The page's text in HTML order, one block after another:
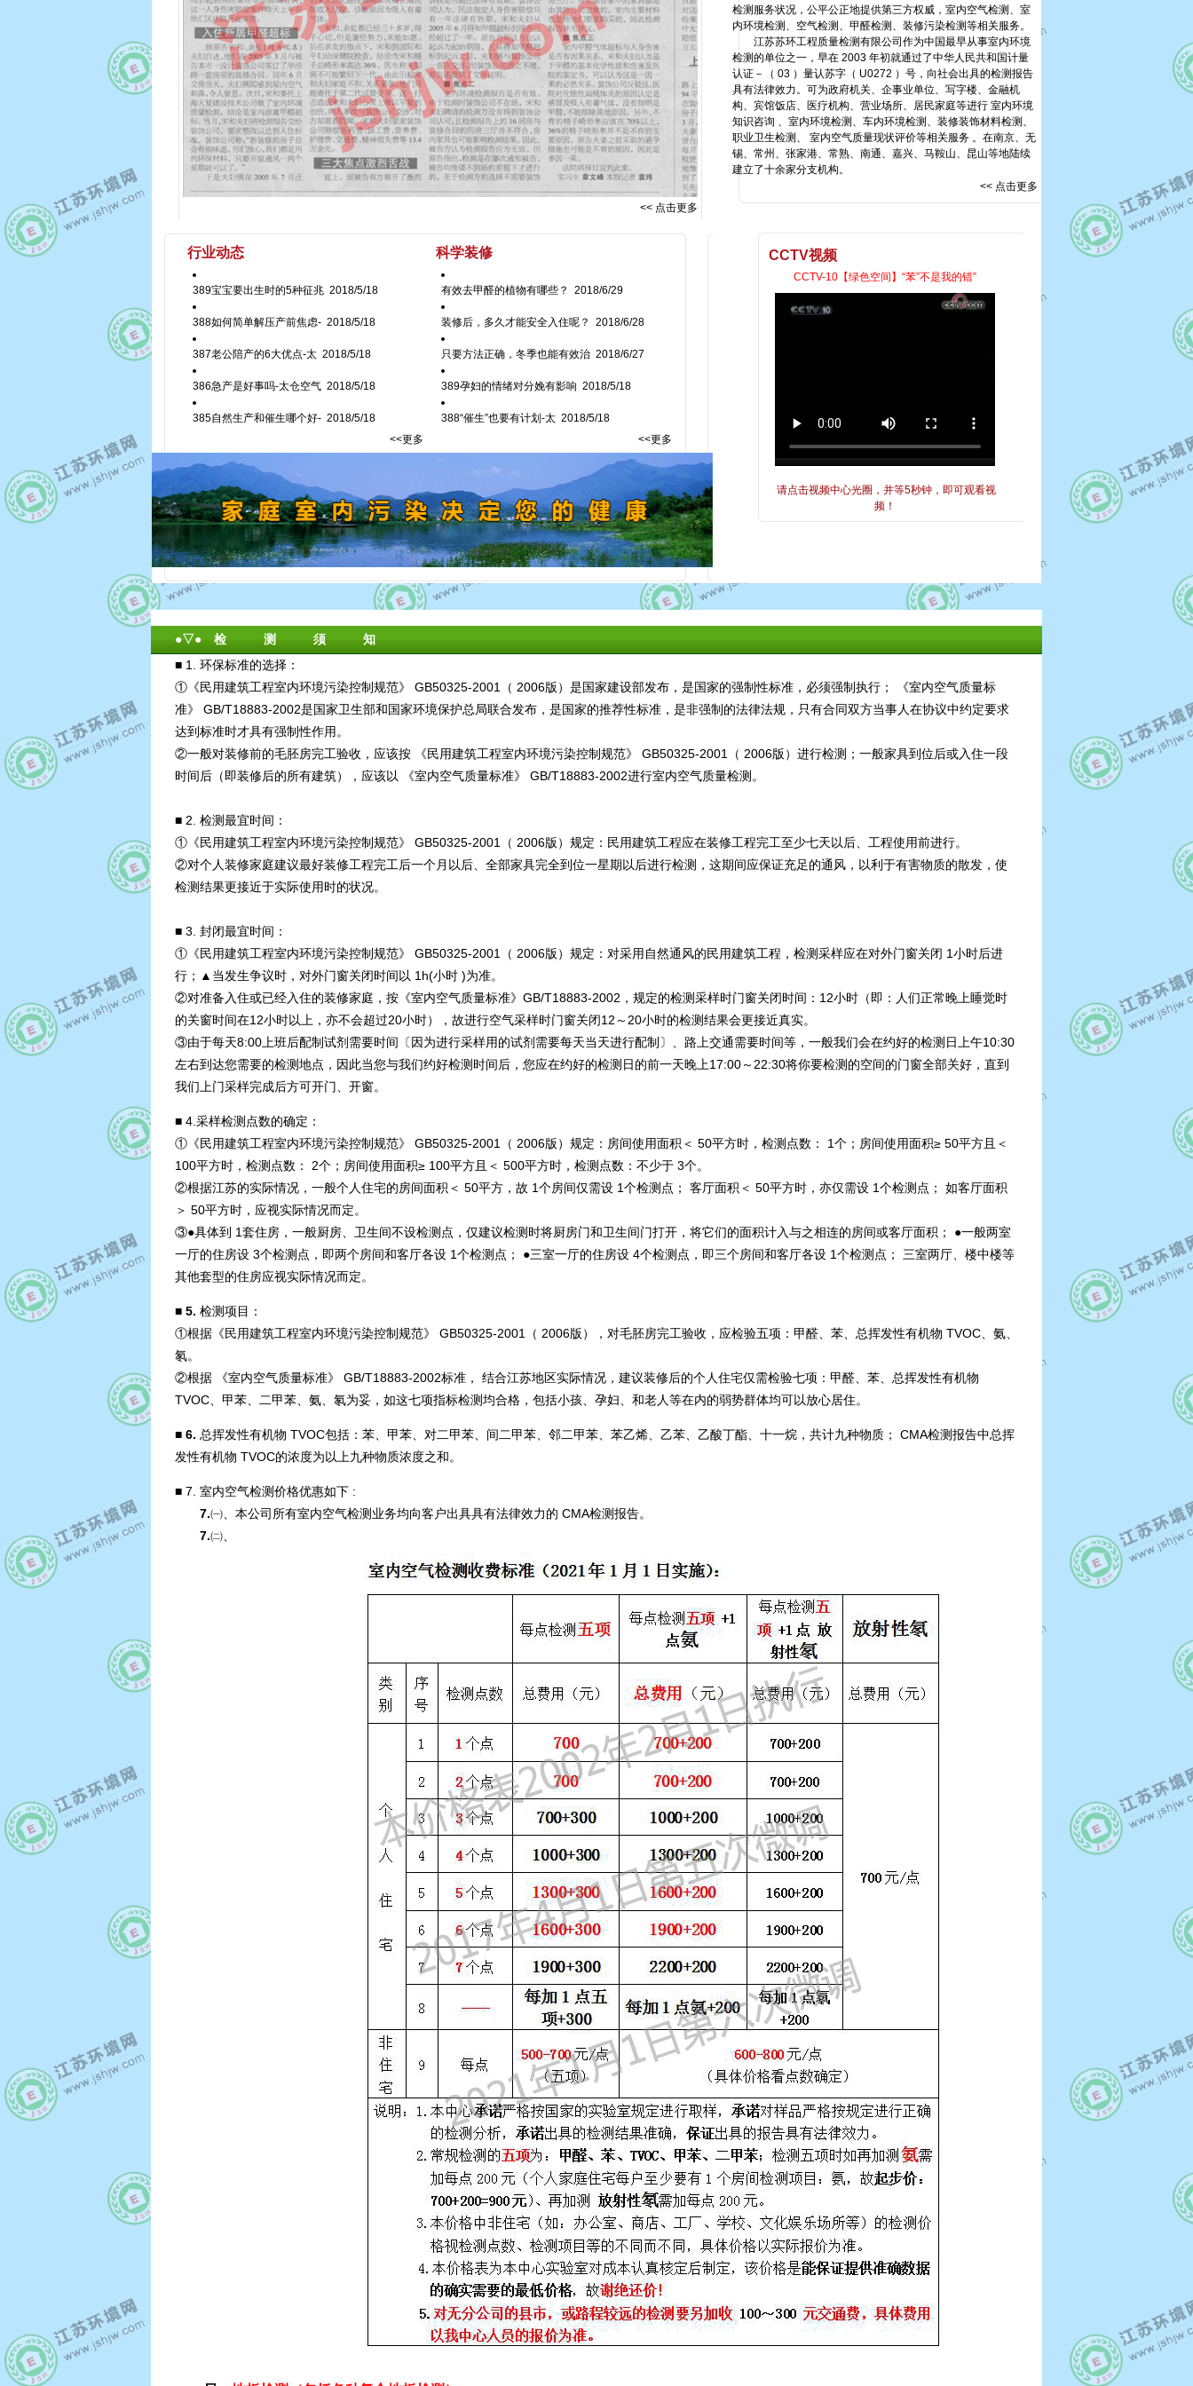
<< 点击更多
检测服务状况，公平公正地提供第三方权威，室内空气检测、室
内环境检测、空气检测、甲醛检测、装修污染检测等相关服务。
江苏苏环工程质量检测有限公司作为中国最早从事室内环境
检测的单位之一，早在 2003 年初就通过了中华人民共和国计量
认证－（ 03 ）量认苏字（ U0272 ）号，向社会出具的检测报告
具有法律效力。可为政府机关、企事业单位、写字楼、金融机
构、宾馆饭店、医疗机构、营业场所、居民家庭等进行 室内环境
知识咨询 、室内环境检测、车内环境检测、装修装饰材料检测、
职业卫生检测、 室内空气质量现状评价等相关服务 。在南京、无
锡、常州、张家港、常熟、南通、嘉兴、马鞍山、昆山等地陆续
建立了十余家分支机构。
<< 点击更多
行业动态
389宝宝要出生时的5种征兆 2018/5/18
388如何简单解压产前焦虑- 2018/5/18
387老公陪产的6大优点-太 2018/5/18
386急产是好事吗-太仓空气 2018/5/18
385自然生产和催生哪个好- 2018/5/18
<<更多
科学装修
有效去甲醛的植物有哪些？ 2018/6/29
装修后，多久才能安全入住呢？ 2018/6/28
只要方法正确，冬季也能有效治 2018/6/27
389孕妇的情绪对分娩有影响 2018/5/18
388“催生”也要有计划-太 2018/5/18
<<更多
CCTV视频
CCTV-10【绿色空间】“苯”不是我的错”
请点击视频中心光圈，并等5秒钟，即可观看视
频！
●▽● 检 测 须 知
■ 1. 环保标准的选择：
①《民用建筑工程室内环境污染控制规范》 GB50325-2001（ 2006版）是国家建设部发布，是国家的强制性标准，必须强制执行； 《室内空气质量标
准》 GB/T18883-2002是国家卫生部和国家环境保护总局联合发布，是国家的推荐性标准，是非强制的法律法规，只有合同双方当事人在协议中约定要求
达到标准时才具有强制性作用。
②一般对装修前的毛胚房完工验收，应该按 《民用建筑工程室内环境污染控制规范》 GB50325-2001（ 2006版）进行检测；一般家具到位后或入住一段
时间后（即装修后的所有建筑），应该以 《室内空气质量标准》 GB/T18883-2002进行室内空气质量检测。
■ 2. 检测最宜时间：
①《民用建筑工程室内环境污染控制规范》 GB50325-2001（ 2006版）规定：民用建筑工程应在装修工程完工至少七天以后、工程使用前进行。
②对个人装修家庭建议最好装修工程完工后一个月以后、全部家具完全到位一星期以后进行检测，这期间应保证充足的通风，以利于有害物质的散发，使
检测结果更接近于实际使用时的状况。
■ 3. 封闭最宜时间：
①《民用建筑工程室内环境污染控制规范》 GB50325-2001（ 2006版）规定：对采用自然通风的民用建筑工程，检测采样应在对外门窗关闭 1小时后进
行；▲当发生争议时，对外门窗关闭时间以 1h(小时 )为准。
②对准备入住或已经入住的装修家庭，按《室内空气质量标准》GB/T18883-2002，规定的检测采样时门窗关闭时间：12小时（即：人们正常晚上睡觉时
的关窗时间在12小时以上，亦不会超过20小时），故进行空气采样时门窗关闭12～20小时的检测结果会更接近真实。
③由于每天8:00上班后配制试剂需要时间〔因为进行采样用的试剂需要每天当天进行配制〕、路上交通需要时间等，一般我们会在约好的检测日上午10:30
左右到达您需要的检测地点，因此当您与我们约好检测时间后，您应在约好的检测日的前一天晚上17:00～22:30将你要检测的空间的门窗全部关好，直到
我们上门采样完成后方可开门、开窗。
■ 4.采样检测点数的确定：
①《民用建筑工程室内环境污染控制规范》 GB50325-2001（ 2006版）规定：房间使用面积＜ 50平方时，检测点数： 1个；房间使用面积≥ 50平方且＜
100平方时，检测点数： 2个；房间使用面积≥ 100平方且＜ 500平方时，检测点数：不少于 3个。
②根据江苏的实际情况，一般个人住宅的房间面积＜ 50平方，故 1个房间仅需设 1个检测点； 客厅面积＜ 50平方时，亦仅需设 1个检测点； 如客厅面积
＞ 50平方时，应视实际情况而定。
③●具体到 1套住房，一般厨房、卫生间不设检测点，仅建议检测时将厨房门和卫生间门打开，将它们的面积计入与之相连的房间或客厅面积； ●一般两室
一厅的住房设 3个检测点，即两个房间和客厅各设 1个检测点； ●三室一厅的住房设 4个检测点，即三个房间和客厅各设 1个检测点； 三室两厅、楼中楼等
其他套型的住房应视实际情况而定。
■ 5. 检测项目：
①根据《民用建筑工程室内环境污染控制规范》 GB50325-2001（ 2006版），对毛胚房完工验收，应检验五项：甲醛、苯、总挥发性有机物 TVOC、氨、
氡。
②根据 《室内空气质量标准》 GB/T18883-2002标准， 结合江苏地区实际情况，建议装修后的个人住宅仅需检验七项：甲醛、苯、总挥发性有机物
TVOC、甲苯、二甲苯、氨、氡为妥，如这七项指标检测均合格，包括小孩、孕妇、和老人等在内的弱势群体均可以放心居住。
■ 6. 总挥发性有机物 TVOC包括：苯、甲苯、对二甲苯、间二甲苯、邻二甲苯、苯乙烯、乙苯、乙酸丁酯、十一烷，共计九种物质； CMA检测报告中总挥
发性有机物 TVOC的浓度为以上九种物质浓度之和。
■ 7. 室内空气检测价格优惠如下 :
7.㈠、本公司所有室内空气检测业务均向客户出具具有法律效力的 CMA检测报告。
7.㈡、